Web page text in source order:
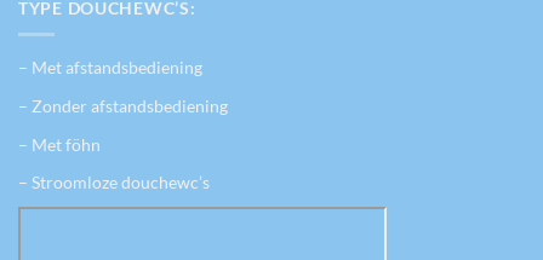
TYPE DOUCHEWC’S:
– Met afstandsbediening
– Zonder afstandsbediening
– Met föhn
– Stroomloze douchewc’s